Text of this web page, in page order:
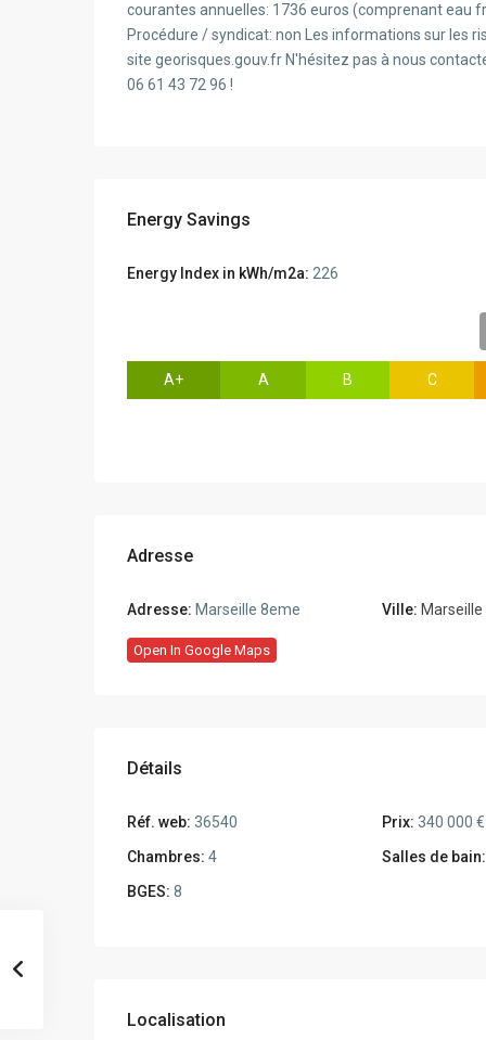
courantes annuelles: 1736 euros (comprenant eau
Procédure / syndicat: non Les informations sur les
site georisques.gouv.fr N'hésitez pas à nous
06 61 43 72 96 !
Energy Savings
Energy Index in kWh/m2a: 226
A+ A B C
Adresse
Adresse: Marseille 8eme Ville:
Open In Google Maps
Détails
Réf. web: 36540 Prix: 340 000 €
Chambres: 4 Salles de bain:
BGES: 8
Localisation